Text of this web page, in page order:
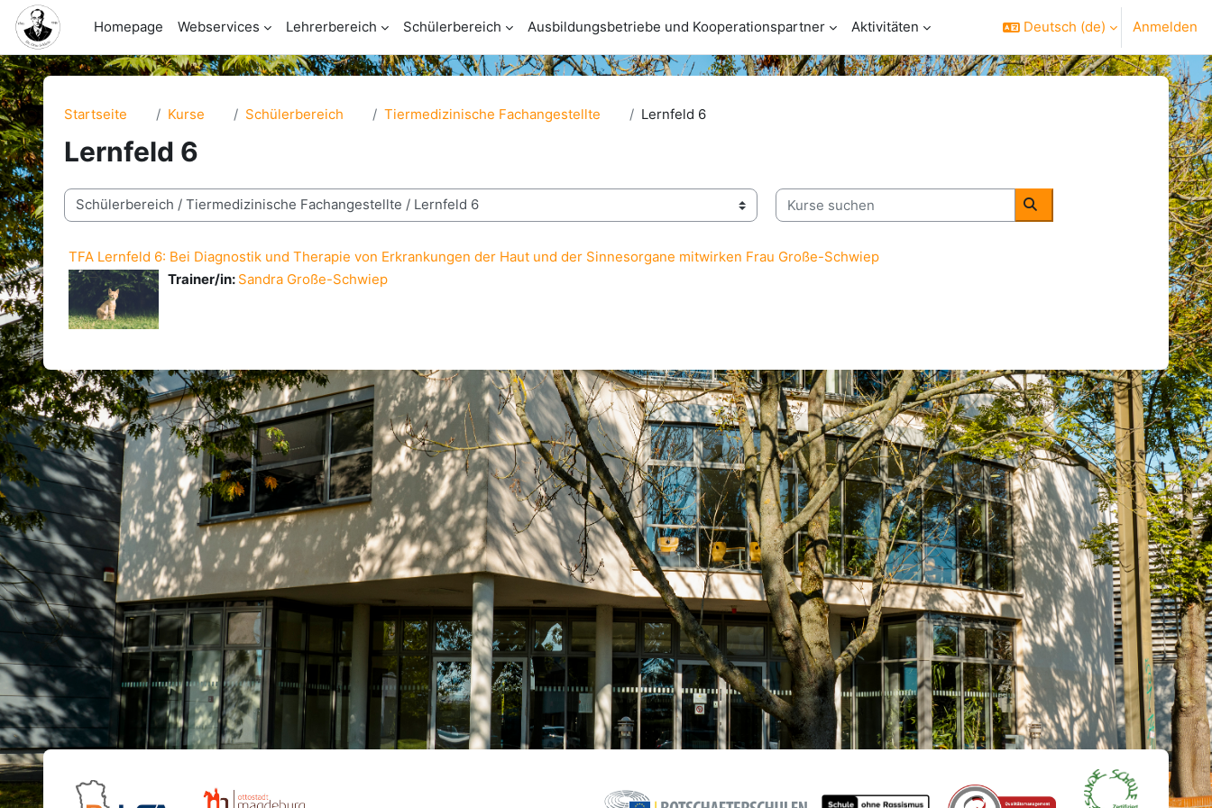
Zum Hauptinhalt
Homepage
Webservices Lehrerbereich Schülerbereich Ausbildungsbetriebe und Kooperationspartner Aktivitäten Deutsch ‎(de)‎ Anmelden
Startseite Kurse Schülerbereich Tiermedizinische Fachangestellte Lernfeld 6
Lernfeld 6
Kursbereiche
Kurse suchen
Kurse suchen
TFA Lernfeld 6: Bei Diagnostik und Therapie von Erkrankungen der Haut und der Sinnesorgane mitwirken Frau Große-Schwiep
Trainer/in: Sandra Große-Schwiep